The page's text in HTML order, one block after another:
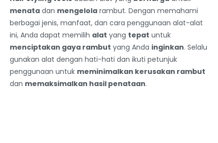
menata dan mengelola rambut. Dengan memahami
berbagai jenis, manfaat, dan cara penggunaan alat-alat
ini, Anda dapat memilih alat yang tepat untuk
menciptakan gaya rambut yang Anda inginkan. Selalu
gunakan alat dengan hati-hati dan ikuti petunjuk
penggunaan untuk meminimalkan kerusakan rambut
dan memaksimalkan hasil penataan.